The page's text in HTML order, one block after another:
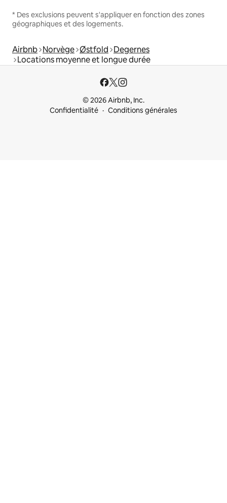
* Des exclusions peuvent s'appliquer en fonction des zones
géographiques et des logements.
Airbnb Norvège Østfold Degernes
Locations moyenne et longue durée
© 2026 Airbnb, Inc.
Confidentialité
Conditions générales